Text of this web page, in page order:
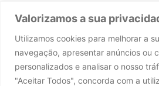
Valorizamos a sua
Utilizamos cookies para melhorar a
navegação, apresentar anúncios ou
personalizados e analisar o nosso
"Aceitar Todos", concorda com a
O nosso Wedding Specialistirá ajudar
ideal, mais confortável e bonita que
SAIBA MAIS